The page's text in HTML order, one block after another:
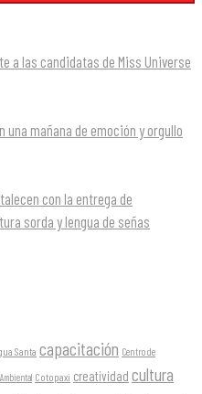
a las candidatas de Miss Universe
mañana de emoción y orgullo
con la entrega de
sorda y lengua de señas
Santa capacitación Centro de
Cotopaxi creatividad cultura